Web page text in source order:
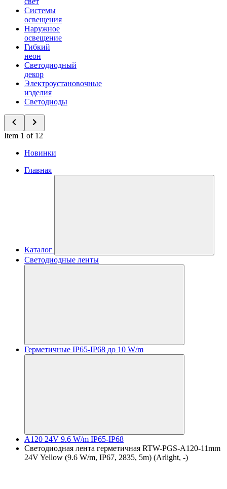
Системы
освещения
Наружное
освещение
Гибкий
неон
Светодиодный
декор
Электроустановочные
изделия
Светодиоды
Item 1 of 12
Новинки
Главная
Каталог
Светодиодные ленты
Герметичные IP65-IP68 до 10 W/m
A120 24V 9.6 W/m IP65-IP68
Светодиодная лента герметичная RTW-PGS-A120-11mm
24V Yellow (9.6 W/m, IP67, 2835, 5m) (Arlight, -)